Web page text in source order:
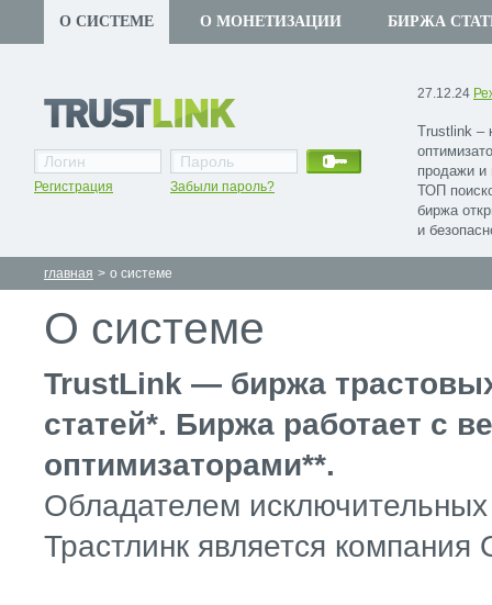
О СИСТЕМЕ О МОНЕТИЗАЦИИ БИРЖА
27.12.24
Trustlink –
продажи и
ТОП
биржа
и
Регистрация Забыли пароль?
главная > о системе
О системе
TrustLink — биржа
статей*. Биржа работает с
оптимизаторами**.
Обладателем
Трастлинк является